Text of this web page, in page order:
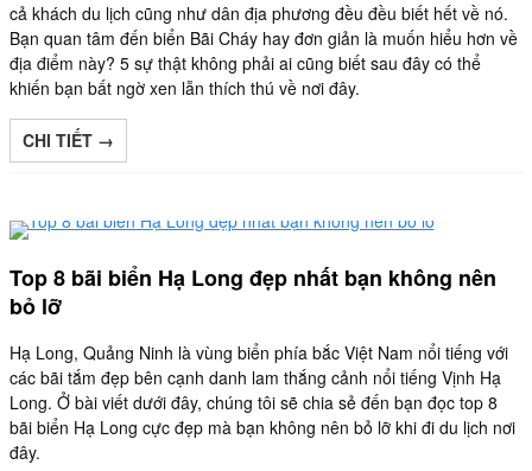
cả khách du lịch cũng như dân địa phương đều đều biết hết về nó.
Bạn quan tâm đến biển Bãi Cháy hay đơn giản là muốn hiểu hơn về
địa điểm này? 5 sự thật không phải ai cũng biết sau đây có thể
khiến bạn bất ngờ xen lẫn thích thú về nơi đây.
CHI TIẾT →
Top 8 bãi biển Hạ Long đẹp nhất bạn không nên
bỏ lỡ
Hạ Long, Quảng Ninh là vùng biển phía bắc Việt Nam nổi tiếng với
các bãi tắm đẹp bên cạnh danh lam thắng cảnh nổi tiếng Vịnh Hạ
Long. Ở bài viết dưới đây, chúng tôi sẽ chia sẻ đến bạn đọc top 8
bãi biển Hạ Long cực đẹp mà bạn không nên bỏ lỡ khi đi du lịch nơi
đây.